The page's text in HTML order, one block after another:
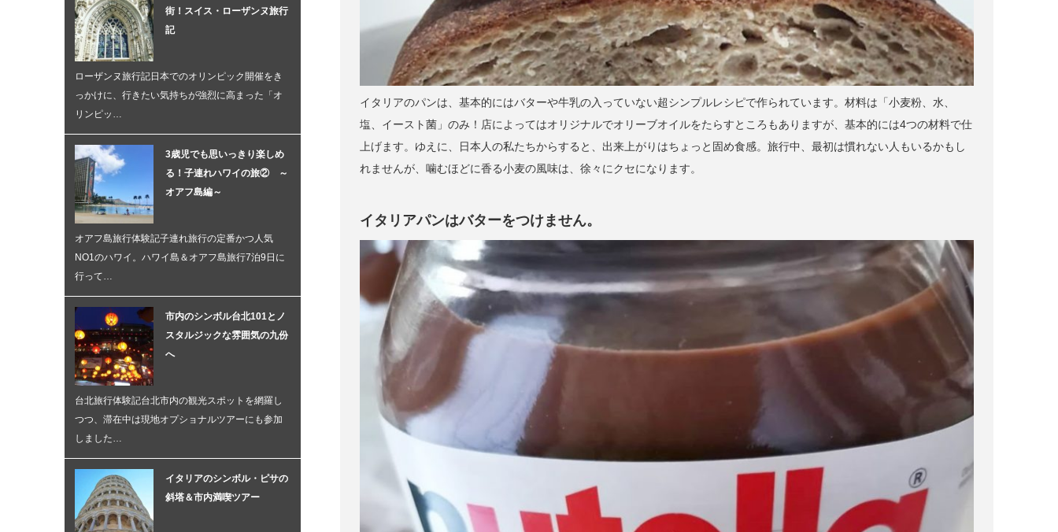
イタリアのパンは、基本的にはバターや牛乳の入っていない超シンプルレシピで作られています。材料は「小麦粉、水、
塩、イースト菌」のみ！店によってはオリジナルでオリーブオイルをたらすところもありますが、基本的には4つの材料で仕
上げます。ゆえに、日本人の私たちからすると、出来上がりはちょっと固め食感。旅行中、最初は慣れない人もいるかもし
れませんが、噛むほどに香る小麦の風味は、徐々にクセになります。
イタリアパンはバターをつけません。
街！スイス・ローザンヌ旅行
記
ローザンヌ旅行記日本でのオリンピック開催をき
っかけに、行きたい気持ちが強烈に高まった「オ
リンピッ…
3歳児でも思いっきり楽しめ
る！子連れハワイの旅② ～
オアフ島編～
オアフ島旅行体験記子連れ旅行の定番かつ人気
NO1のハワイ。ハワイ島＆オアフ島旅行7泊9日に
行って…
市内のシンボル台北101とノ
スタルジックな雰囲気の九份
へ
台北旅行体験記台北市内の観光スポットを網羅し
つつ、滞在中は現地オプショナルツアーにも参加
しました…
イタリアのシンボル・ピサの
斜塔＆市内満喫ツアー